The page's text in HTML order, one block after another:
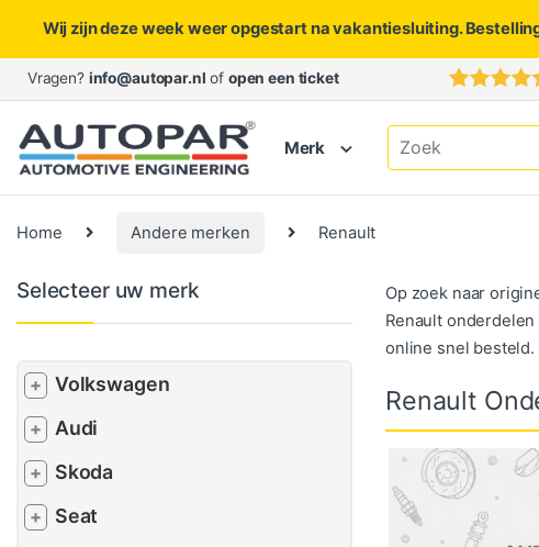
Wij zijn deze week weer opgestart na vakantiesluiting.
Skip to navigation
Skip to content
Vragen? info@autopar.nl of open een ticket
Merk
Search for:
Home Andere merken Renault
Op zoek naar
Renault
online snel besteld.
Renault
Selecteer uw merk
+ Volkswagen
+ Audi
+ Skoda
+ Seat